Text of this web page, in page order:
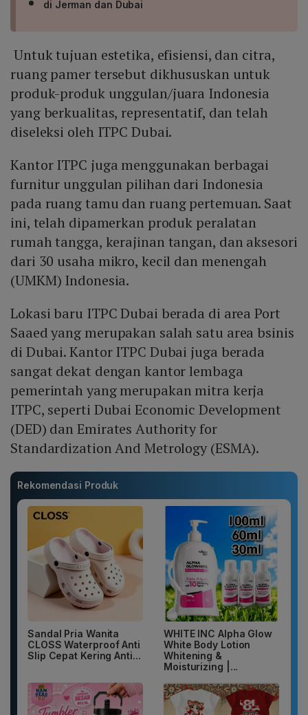
di Jerman dan Dubai
Untuk tujuan estetika, efisiensi, dan citra,
ruang pamer tersebut dikhususkan untuk
produk-produk unggulan/juara Indonesia
yang berkualitas, representatif, dan telah
diseleksi oleh ITPC Dubai.
Kantor ITPC juga menggunakan berbagai
furnitur unggulan pilihan dari Indonesia
pada ruang tamu dan ruang pertemuan. Saat
ini, telah dipamerkan produk peralatan
rumah tangga, kerajinan tangan, dan aksesori
dari 30 usaha mikro, kecil dan menengah
(UMKM) Indonesia.
Lokasi baru ITPC Dubai berada di area Port
Saaed yang merupakan salah satu area bsinis
di Dubai. Kantor ITPC Dubai juga berada
sangat dekat dengan kantor lembaga
pemerintah yang merupakan mitra kerja
ITPC, seperti Dubai Economic Development
(DED) dan Emirates Authority for
Standardization And Metrology (ESMA).
Rekomendasi Produk
Sandal Pria Wanita
CLOSS Waterproof Anti
Slip Cepat Kering Anti...
WHITE INC Alpha Glow
White Body Lotion
Whitening &
Moisturizing |...